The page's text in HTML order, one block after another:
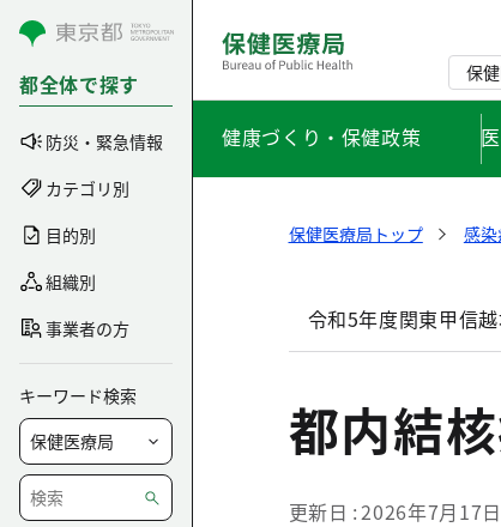
コンテンツにスキップ
都全体で探す
防災・緊急情報
カテゴリ別
目的別
組織別
事業者の方
キーワード検索
保
健康づくり・保健政策
保健医療局トップ 感
令和5年度関東甲信
都内結
更新日 2026年7月17日